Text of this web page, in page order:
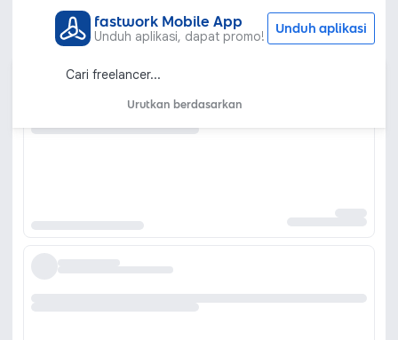
fastwork Mobile App
Unduh aplikasi, dapat promo! Unduh aplikasi
Urutkan berdasarkan